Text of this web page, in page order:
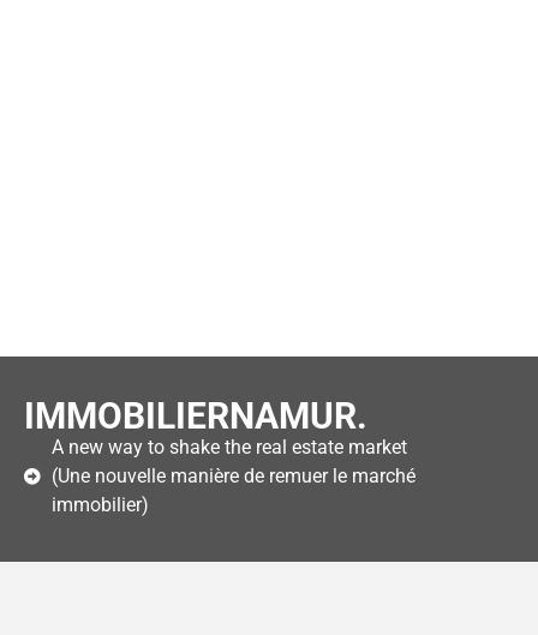
IMMOBILIERNAMUR.
A new way to shake the real estate market
(Une nouvelle manière de remuer le marché
immobilier)